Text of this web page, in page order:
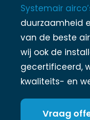
Systemair
duurzaamheid
van de beste
wij ook de
gecertificeerd,
kwaliteits- en
Vraag